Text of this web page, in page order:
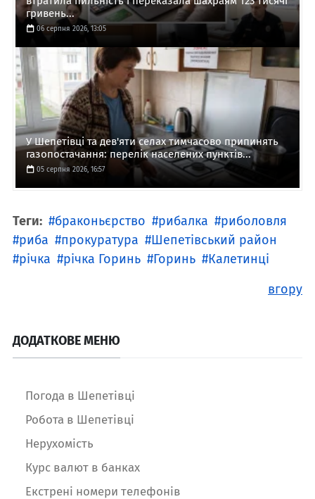
гривень...
06 серпня 2026, 13:05
У Шепетівці та дев'яти селах тимчасово припинять
газопостачання: перелік населених пунктів...
05 серпня 2026, 16:57
Теги: браконьєрство рибалка
риболовля
риба
прокуратура
Шепетівський район
річка
річка Горинь Горинь
Калетинці
вгору
ДОДАТКОВЕ МЕНЮ
Погода в Шепетівці
Робота в Шепетівці
Нерухомість
Курс валют в банках
Екстрені номери телефонів